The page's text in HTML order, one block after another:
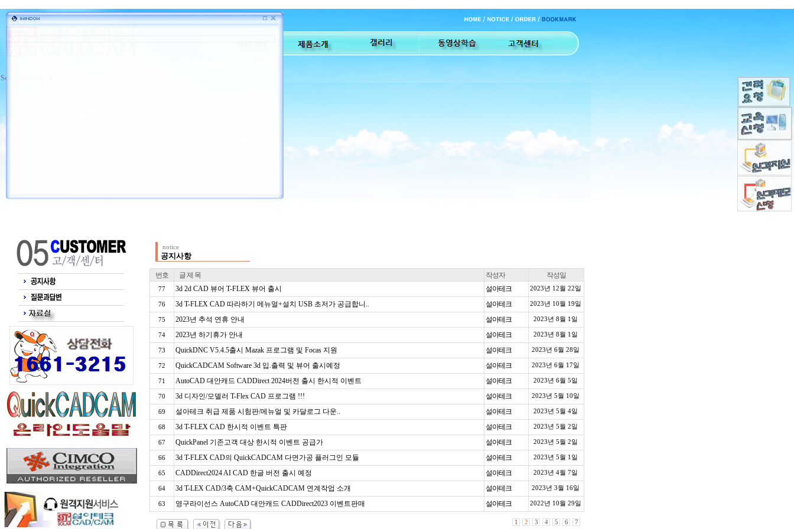
Select Language
notice
공지사항
번호 글 제 목 작성자 작성일
77 3d 2d CAD 뷰어 T-FLEX 뷰어 출시 설아테크 2023년 12월 22일
76 3d T-FLEX CAD 따라하기 메뉴얼+설치 USB 초저가 공급합니.. 설아테크 2023년 10월 19일
75 2023년 추석 연휴 안내 설아테크 2023년 8월 1일
74 2023년 하기휴가 안내 설아테크 2023년 8월 1일
73 QuickDNC V5.4.5출시 Mazak 프로그램 및 Focas 지원 설아테크 2023년 6월 28일
72 QuickCADCAM Software 3d 입.출력 및 뷰어 출시예정 설아테크 2023년 6월 17일
71 AutoCAD 대안캐드 CADDirect 2024버전 출시 한시적 이벤트 설아테크 2023년 6월 5일
70 3d 디자인/모델러 T-Flex CAD 프로그램 !!! 설아테크 2023년 5월 10일
69 설아테크 취급 제품 시험판/메뉴얼 및 카달로그 다운.. 설아테크 2023년 5월 4일
68 3d T-FLEX CAD 한시적 이벤트 특판 설아테크 2023년 5월 2일
67 QuickPanel 기존고객 대상 한시적 이벤트 공급가 설아테크 2023년 5월 2일
66 3d T-FLEX CAD의 QuickCADCAM 다면가공 플러그인 모듈 설아테크 2023년 5월 1일
65 CADDirect2024 AI CAD 한글 버전 출시 예정 설아테크 2023년 4월 7일
64 3d T-LEX CAD/3축 CAM+QuickCADCAM 연계작업 소개 설아테크 2023년 3월 16일
63 영구라이선스 AutoCAD 대안캐드 CADDirect2023 이벤트판매 설아테크 2022년 10월 29일
1 2 3 4 5 6 7